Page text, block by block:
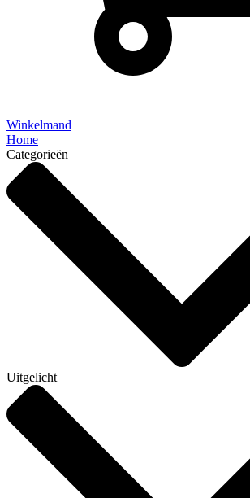
Winkelmand
Home
Categorieën
Uitgelicht